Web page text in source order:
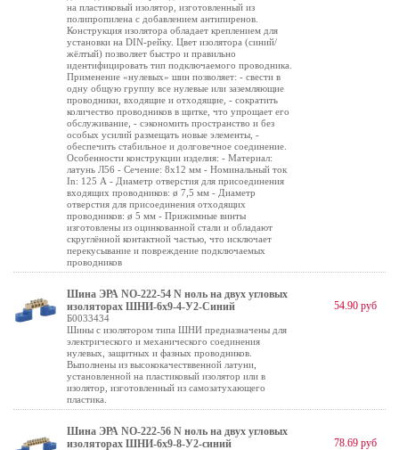
на пластиковый изолятор, изготовленный из
полипропилена с добавлением антипиренов.
Конструкция изолятора обладает креплением для
установки на DIN-рейку. Цвет изолятора (синий/
жёлтый) позволяет быстро и правильно
идентифицировать тип подключаемого проводника.
Применение «нулевых» шин позволяет: - свести в
одну общую группу все нулевые или заземляющие
проводники, входящие и отходящие, - сократить
количество проводников в щитке, что упрощает его
обслуживание, - сэкономить пространство и без
особых усилий размещать новые элементы, -
обеспечить стабильное и долговечное соединение.
Особенности конструкции изделия: - Материал:
латунь Л56 - Сечение: 8х12 мм - Номинальный ток
In: 125 А - Диаметр отверстия для присоединения
входящих проводников: ø 7,5 мм - Диаметр
отверстия для присоединения отходящих
проводников: ø 5 мм - Прижимные винты
изготовлены из оцинкованной стали и обладают
скруглённой контактной частью, что исключает
перекусывание и повреждение подключаемых
проводников
Шина ЭРА NO-222-54 N ноль на двух угловых
изоляторах ШНИ-6х9-4-У2-Синий
Б0033434
Шины с изолятором типа ШНИ предназначены для
электрического и механического соединения
нулевых, защитных и фазных проводников.
Выполнены из высококачестввенной латуни,
установленной на пластиковый изолятор или в
изолятор, изготовленный из самозатухающего
пластика.
54.90 руб
Шина ЭРА NO-222-56 N ноль на двух угловых
изоляторах ШНИ-6х9-8-У2-синий
78.69 руб